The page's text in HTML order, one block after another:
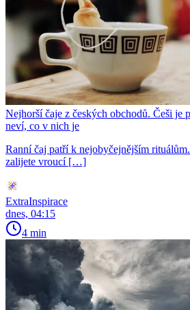
Nejhorší čaje z českých obchodů. Češi je
neví, co v nich je
Ranní čaj patří k nejobyčejnějším
zalijete vroucí […]
ExtraInspirace
dnes, 04:15
4 min